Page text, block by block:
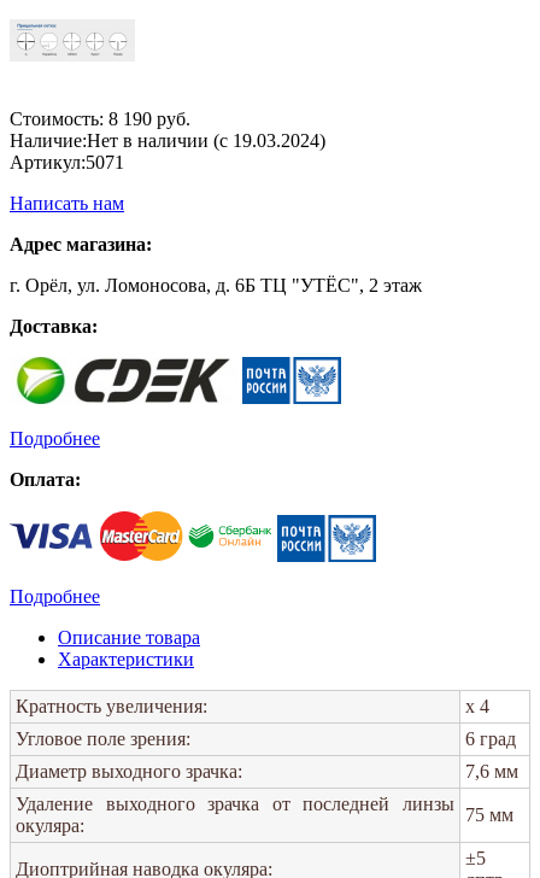
Стоимость: 8 190 руб.
Наличие:Нет в наличии (с 19.03.2024)
Артикул:5071
Написать нам
Адрес магазина:
г. Орёл, ул. Ломоносова, д. 6Б ТЦ "УТЁС", 2 этаж
Доставка:
Подробнее
Оплата:
Подробнее
Описание товара
Характеристики
Кратность увеличения:
x 4
Угловое поле зрения:
6 град
Диаметр выходного зрачка:
7,6 мм
Удаление выходного зрачка от последней линзы
окуляра:
75 мм
Диоптрийная наводка окуляра:
±5